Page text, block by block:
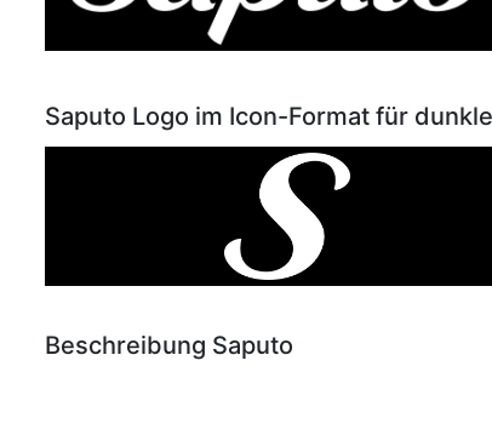
Saputo Logo im Icon-Format für
Beschreibung Saputo